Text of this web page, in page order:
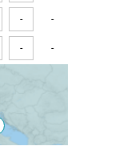
- -
- -